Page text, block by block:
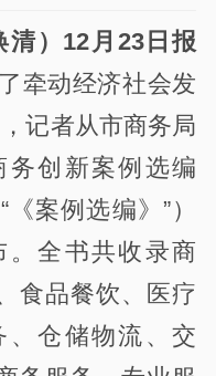
）12月23日报
牵动经济社会发
记者从市商务局
创新案例选编
案例选编》”）
。全书共收录商
食品餐饮、医疗
仓储物流、交